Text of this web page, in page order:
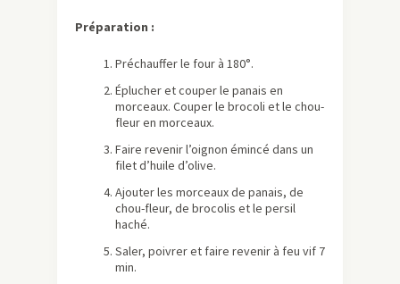
Préparation :
Préchauffer le four à 180°.
Éplucher et couper le panais en
morceaux. Couper le brocoli et le chou-
fleur en morceaux.
Faire revenir l’oignon émincé dans un
filet d’huile d’olive.
Ajouter les morceaux de panais, de
chou-fleur, de brocolis et le persil
haché.
Saler, poivrer et faire revenir à feu vif 7
min.